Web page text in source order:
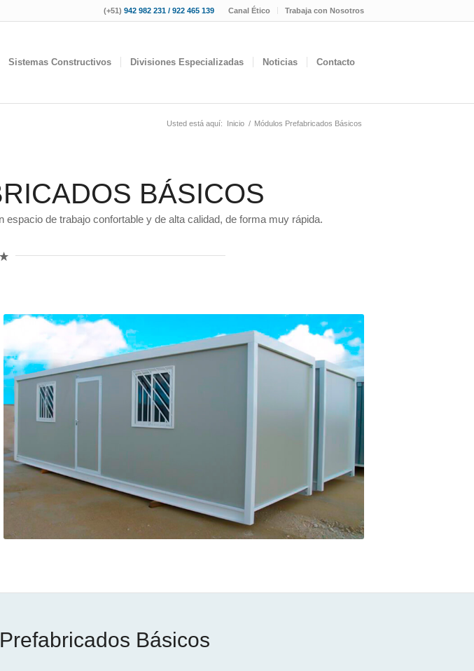
Canal Ético Trabaja con Nosotros
(+51) 942 982 231 / 922 465 139
Sistemas Constructivos Divisiones Especializadas Noticias Contacto
Usted está aquí: Inicio / Módulos Prefabricados Básicos
BÁSICOS
de trabajo confortable y de alta calidad, de forma muy rápida.
Básicos